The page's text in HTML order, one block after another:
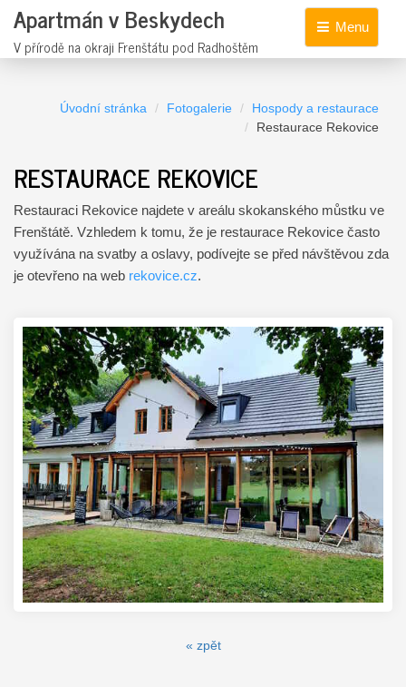
Menu
Apartmán v Beskydech
V přírodě na okraji Frenštátu pod Radhoštěm
Úvodní stránka Fotogalerie
Hospody a restaurace
Restaurace Rekovice
RESTAURACE REKOVICE
Restauraci Rekovice najdete v areálu skokanského můstku ve
Frenštátě. Vzhledem k tomu, že je restaurace Rekovice často
využívána na svatby a oslavy, podívejte se před návštěvou zda
je otevřeno na web rekovice.cz.
« zpět